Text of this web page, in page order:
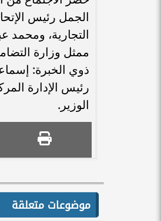
الجمل رئيس
التجارية، ومحمد
ممثل وزارة
ذوي الخبرة:
رئيس الإدارة
الوزير.
موضوعات متعلقة